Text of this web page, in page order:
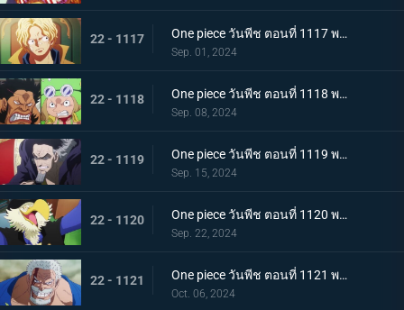
22 - 1117 One piece วันพีช ตอนที่ 1117 พากย์ไทย ซาโบกลับมา - ความจริงอันน่าตกตะลึงที่ต้องบอก!
Sep. 01, 2024
22 - 1118 One piece วันพีช ตอนที่ 1118 พากย์ไทย ดินแดนศักดิ์สิทธิ์ในความวุ่นวาย! การโจมตีเต็มกำลังของ Sai และ Leo!
Sep. 08, 2024
22 - 1119 One piece วันพีช ตอนที่ 1119 พากย์ไทย ข้อความที่ได้รับมอบหมาย! การตัดสินใจของงูจงอาง
Sep. 15, 2024
22 - 1120 One piece วันพีช ตอนที่ 1120 พากย์ไทย โลกสั่นสะเทือน! คำพิพากษาของผู้ปกครองและการกระทำของผู้เฒ่าทั้งห้า!
Sep. 22, 2024
22 - 1121 One piece วันพีช ตอนที่ 1121 พากย์ไทย การ์ปและคุซัน - การปะทะกันของอาจารย์และลูกศิษย์
Oct. 06, 2024